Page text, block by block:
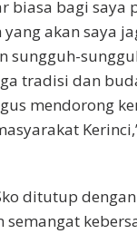
biasa bagi saya
akan saya
sungguh-
tradisi dan
mendorong
ditutup
semangat